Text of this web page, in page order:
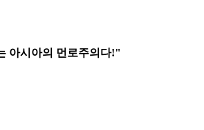
아시아의 먼로주의다!"